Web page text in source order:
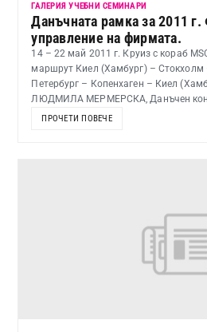
ГАЛЕРИЯ УЧЕБНИ СЕМИНАРИ
Данъчната рамка за 2011
управление на фирмата.
14 – 22 май 2011 г. Круиз с кораб
маршрут Киел (Хамбург) – Стокхолм
Петербург – Копенхаген – Киел
ЛЮДМИЛА МЕРМЕРСКА, Данъчен
ПРОЧЕТИ ПОВЕЧЕ